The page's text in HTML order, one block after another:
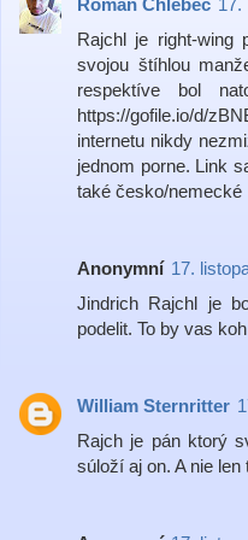
Roman Chlebec 17.
Rajchl je right-wing
svojou štíhlou
respektíve bol
https://gofile.io/d/
internetu nikdy
jednom porne. Link
také česko/nemecké
Anonymní 17.
Jindrich Rajchl je
podelit. To by vas
William Sternritter
Rajch je pán ktorý
súloží aj on. A nie len